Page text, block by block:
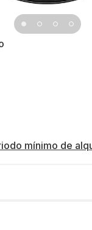
mínimo de